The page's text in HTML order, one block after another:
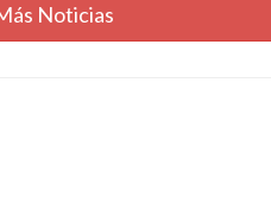
Noticias